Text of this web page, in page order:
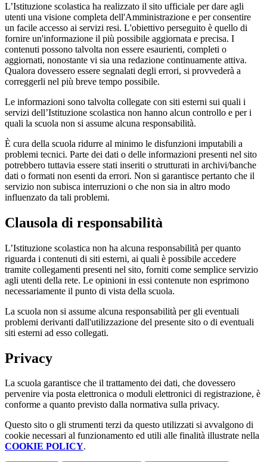
L’Istituzione scolastica ha realizzato il sito ufficiale per dare agli
utenti una visione completa dell'Amministrazione e per consentire
un facile accesso ai servizi resi. L'obiettivo perseguito è quello di
fornire un'informazione il più possibile aggiornata e precisa. I
contenuti possono talvolta non essere esaurienti, completi o
aggiornati, nonostante vi sia una redazione continuamente attiva.
Qualora dovessero essere segnalati degli errori, si provvederà a
correggerli nel più breve tempo possibile.
Le informazioni sono talvolta collegate con siti esterni sui quali i
servizi dell’Istituzione scolastica non hanno alcun controllo e per i
quali la scuola non si assume alcuna responsabilità.
È cura della scuola ridurre al minimo le disfunzioni imputabili a
problemi tecnici. Parte dei dati o delle informazioni presenti nel sito
potrebbero tuttavia essere stati inseriti o strutturati in archivi/banche
dati o formati non esenti da errori. Non si garantisce pertanto che il
servizio non subisca interruzioni o che non sia in altro modo
influenzato da tali problemi.
Clausola di responsabilità
L’Istituzione scolastica non ha alcuna responsabilità per quanto
riguarda i contenuti di siti esterni, ai quali è possibile accedere
tramite collegamenti presenti nel sito, forniti come semplice servizio
agli utenti della rete. Le opinioni in essi contenute non esprimono
necessariamente il punto di vista della scuola.
La scuola non si assume alcuna responsabilità per gli eventuali
problemi derivanti dall'utilizzazione del presente sito o di eventuali
siti esterni ad esso collegati.
Privacy
La scuola garantisce che il trattamento dei dati, che dovessero
pervenire via posta elettronica o moduli elettronici di registrazione, è
conforme a quanto previsto dalla normativa sulla privacy.
Questo sito o gli strumenti terzi da questo utilizzati si avvalgono di
cookie necessari al funzionamento ed utili alle finalità illustrate nella
COOKIE POLICY.